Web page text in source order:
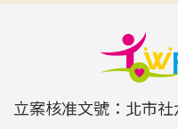
立案核准文號：北市